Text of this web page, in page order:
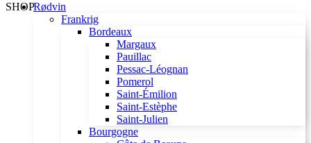
Rødvin
Frankrig
Bordeaux
Margaux
Pauillac
Pessac-Léognan
Pomerol
Saint-Émilion
Saint-Estèphe
Saint-Julien
Bourgogne
SHOP